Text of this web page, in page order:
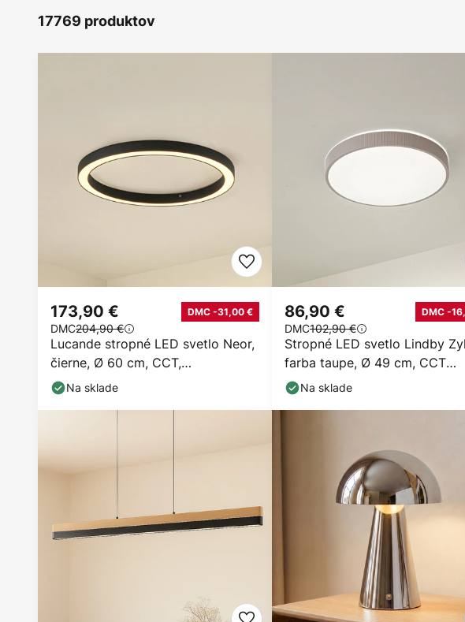
17769 produktov
Lucande stropné LED svetlo Neor,
čierne, Ø 60 cm, CCT,
stmievateľné
173,90 € DMC -31,00 €
DMC204,90 €
Na sklade
Stropné LED svetlo Lindby
farba taupe, Ø 49 cm, CCT
stmievateľné
86,90 € DMC -
DMC102,90 €
Na sklade